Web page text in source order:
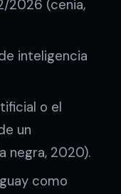
2026 (cenia,
inteligencia
o el
un
negra, 2020).
como